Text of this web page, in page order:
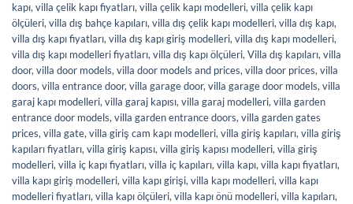
kapı,villa çelik kapı fiyatları,villa çelik kapı modelleri,villa çelik kapı
ölçüleri,villa dış bahçe kapıları,villa dış çelik kapı modelleri,villa dış kapı,
villa dış kapı fiyatları,villa dış kapı giriş modelleri,villa dış kapı modelleri,
villa dış kapı modelleri fiyatları,villa dış kapı ölçüleri,Villa dış kapıları,villa
door,villa door models,villa door models and prices,villa door prices,villa
doors,villa entrance door,villa garage door,villa garage door models,villa
garaj kapı modelleri,villa garaj kapısı,villa garaj modelleri,villa garden
entrance door models,villa garden entrance doors,villa garden gates
prices,villa gate,villa giriş cam kapı modelleri,villa giriş kapıları,villa giriş
kapıları fiyatları,villa giriş kapısı,villa giriş kapısı modelleri,villa giriş
modelleri,villa iç kapı fiyatları,villa iç kapıları,villa kapı,villa kapı fiyatları,
villa kapı giriş modelleri,villa kapı girişi,villa kapı modelleri,villa kapı
modelleri fiyatları,villa kapı ölçüleri,villa kapı önü modelleri,villa kapıları,